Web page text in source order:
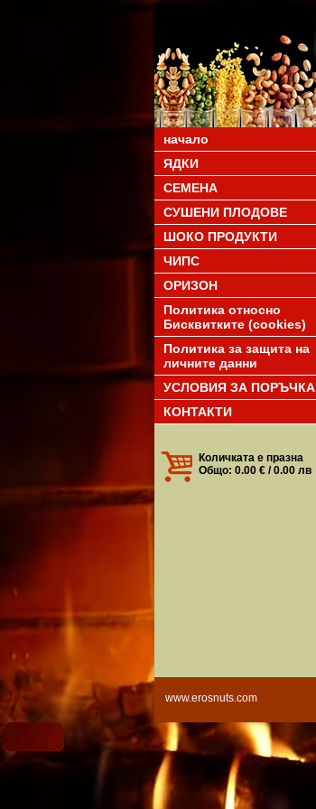
начало
ЯДКИ
СЕМЕНА
СУШЕНИ ПЛОДОВЕ
ШОКО ПРОДУКТИ
ЧИПС
ОРИЗОН
Политика относно
Бисквитките (cookies)
Политика за защита на
личните данни
УСЛОВИЯ ЗА ПОРЪЧКА
КОНТАКТИ
Количката е празна
Общо: 0.00 € / 0.00 лв
www.erosnuts.com